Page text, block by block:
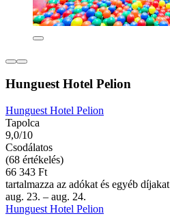
Hunguest Hotel Pelion
Hunguest Hotel Pelion
Tapolca
9,0/10
Csodálatos
(68 értékelés)
66 343 Ft
tartalmazza az adókat és egyéb díjakat
aug. 23. – aug. 24.
Hunguest Hotel Pelion